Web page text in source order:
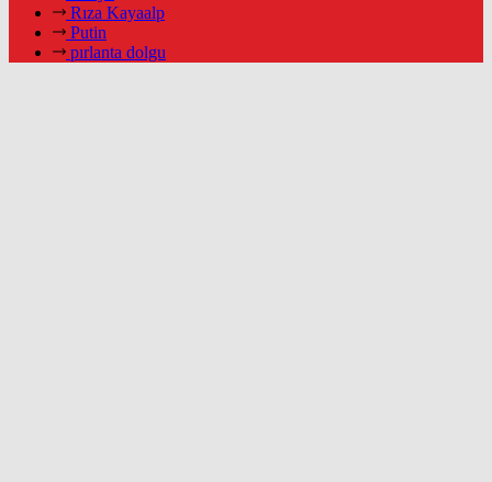
Rıza Kayaalp
Putin
pırlanta dolgu